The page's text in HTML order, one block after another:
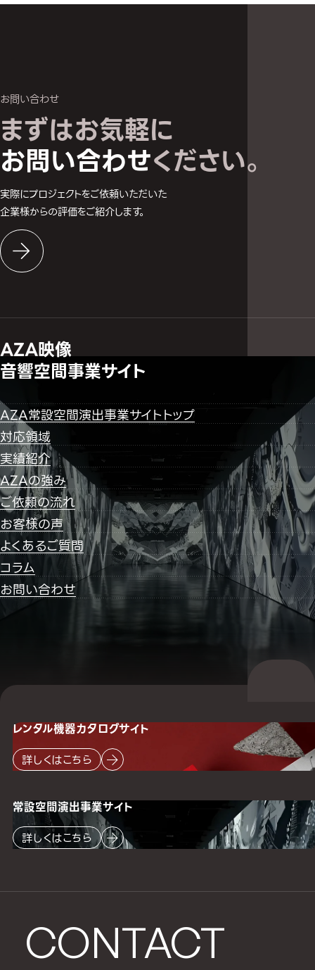
お問い合わせ
まずはお気軽に
お問い合わせください。
実際にプロジェクトをご依頼いただいた
企業様からの評価をご紹介します。
お問い合わせへ
AZA映像
音響空間事業サイト
AZA常設空間演出事業サイトトップ
対応領域
実績紹介
AZAの強み
ご依頼の流れ
お客様の声
よくあるご質問
コラム
お問い合わせ
CONTACT
レンタル機器カタログサイト
詳しくはこちら
常設空間演出事業サイト
詳しくはこちら